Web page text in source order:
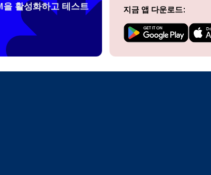
I get my eSim?
eSIM, start by checking if your device supports eSIM
Then, contact your mobile carrier to request an eSIM
your device settings. Once activated, you can enjoy the
을 활성화하고 테스트
지금 앱 다운로드:
택: 로그인 또는 회원가입
계정을 계속 이용하거나 몇 초 만에 새로 만드세요.